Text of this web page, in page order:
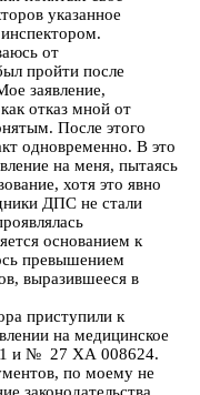
указанное
от
пройти после
заявление,
отказ мной от
После этого
одновременно. В это
на меня, пытаясь
хотя это явно
ДПС не стали
основанием к
превышением
выразившееся в
приступили к
на медицинское
и № 27 ХА 008624.
по моему не